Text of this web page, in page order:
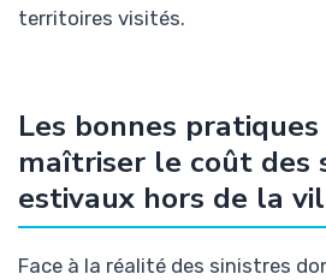
territoires visités.
Les bonnes
maîtriser le coût des
estivaux hors de la
Face à la réalité des sinistres